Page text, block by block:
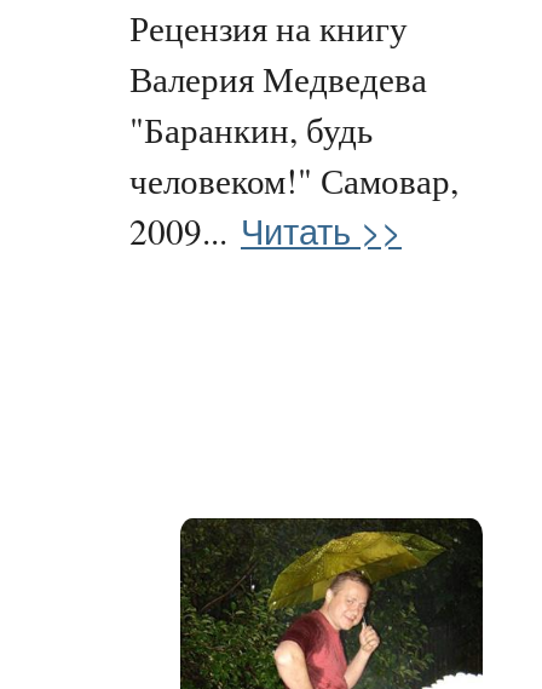
Рецензия на книгу
Валерия Медведева
"Баранкин, будь
человеком!" Самовар,
2009... Читать >>